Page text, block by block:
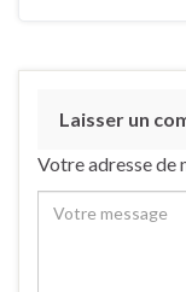
Laisser un
Votre adresse de